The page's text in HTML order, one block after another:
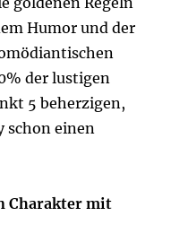
Humor und der
der lustigen
5 beherzigen,
schon einen
Charakter mit